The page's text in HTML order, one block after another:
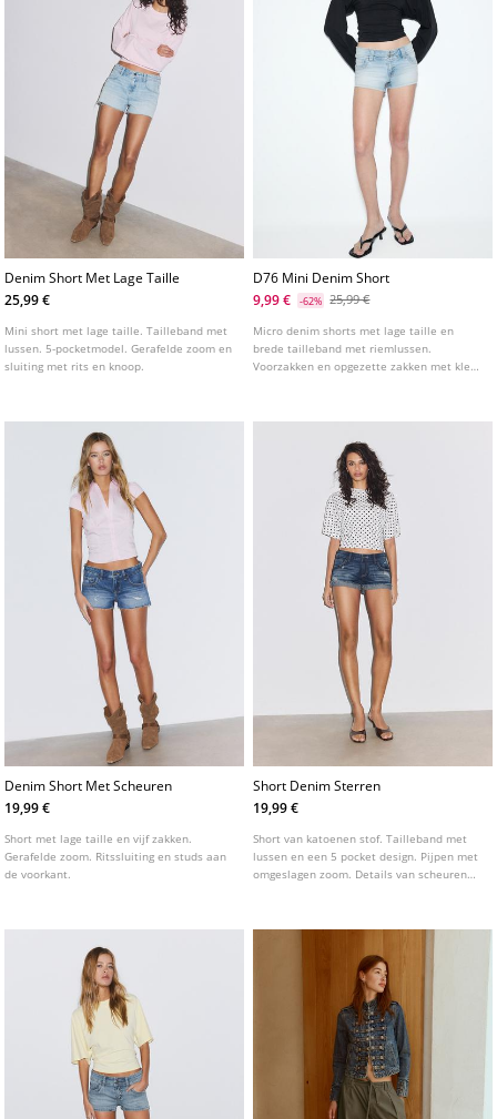
Denim Short Met Lage Taille
25,99 €
Mini short met lage taille. Tailleband met
lussen. 5-pocketmodel. Gerafelde zoom en
sluiting met rits en knoop.
D76 Mini Denim Short
9,99 €
-62% 25,99 €
Micro denim shorts met lage taille en
brede tailleband met riemlussen.
Voorzakken en opgezette zakken met klep
Denim Short Met Scheuren
19,99 €
Short met lage taille en vijf zakken.
Gerafelde zoom. Ritssluiting en studs aan
de voorkant.
Short Denim Sterren
19,99 €
Short van katoenen stof. Tailleband met
lussen en een 5 pocket design. Pijpen met
omgeslagen zoom. Details van scheuren
voorkant.